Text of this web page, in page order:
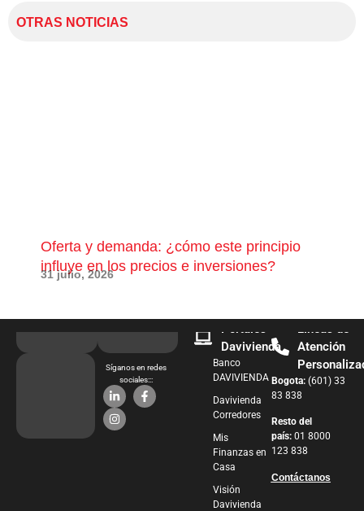
OTRAS NOTICIAS
Oferta y demanda: ¿cómo este principio
influye en los precios e inversiones?
31 julio, 2026
Síganos en redes
sociales:::
Portales
Davivienda
Banco
DAVIVIENDA
Davivienda
Corredores
Mis
Finanzas en
Casa
Visión
Davivienda
Líneas de
Atención
Bogota: (601) 33
83 838
Resto del
país: 01 8000
123 838
Contáctanos